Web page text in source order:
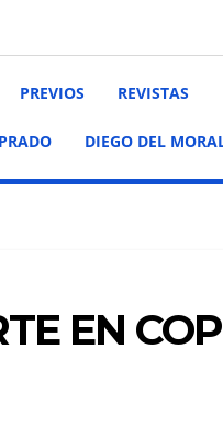
PREVIOS REVISTAS
DIEGO DEL
EN